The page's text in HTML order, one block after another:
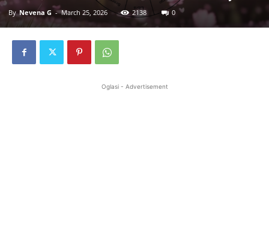
By Nevena G - March 25, 2026 2138 0
Oglasi - Advertisement